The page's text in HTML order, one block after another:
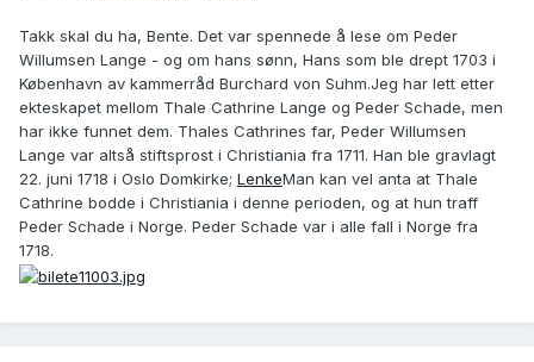
Takk skal du ha, Bente. Det var spennede å lese om Peder
Willumsen Lange - og om hans sønn, Hans som ble drept 1703 i
København av kammerråd Burchard von Suhm.Jeg har lett etter
ekteskapet mellom Thale Cathrine Lange og Peder Schade, men
har ikke funnet dem. Thales Cathrines far, Peder Willumsen
Lange var altså stiftsprost i Christiania fra 1711. Han ble gravlagt
22. juni 1718 i Oslo Domkirke; LenkeMan kan vel anta at Thale
Cathrine bodde i Christiania i denne perioden, og at hun traff
Peder Schade i Norge. Peder Schade var i alle fall i Norge fra
1718.